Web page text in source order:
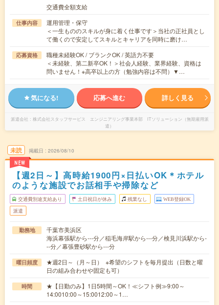
交通費全額支給
仕事内容
運用管理・保守
＜一生もののスキルが身に着く仕事です＞当社の正社員とし
て働くので安定してスキルとキャリアを同時に磨け…
応募資格
職種未経験OK / ブランクOK / 英語力不要
＜未経験、第二新卒OK！＞社会人経験、業界経験、資格は
問いません！※高卒以上の方（勉強内容は不問）▼…
気になる! 応募へ進む 詳しく見る
派遣会社
株式会社スタッフサービス エンジニアリング事業本部 ITソリューション（無期雇用派
遣）
未読
NEW
掲載日 2026/08/10
【週2日～】高時給1900円×日払いOK＊ホテル
のような施設でお話相手や掃除など
交通費別途支給あり 土日祝日が休み 残業なし WEB登録OK
派遣
勤務地
千葉市美浜区
海浜幕張駅から---分／稲毛海岸駅から---分／検見川浜駅から-
--分／幕張豊砂駅から---分
曜日頻度
★週2日～（月～日） ※希望のシフトを毎月提出（日数と曜
日の組み合わせや固定も可）
時間
★【日勤のみ】1日5時間～OK！≪シフト例≫9:00～
14:0010:00～15:0012:00～1…